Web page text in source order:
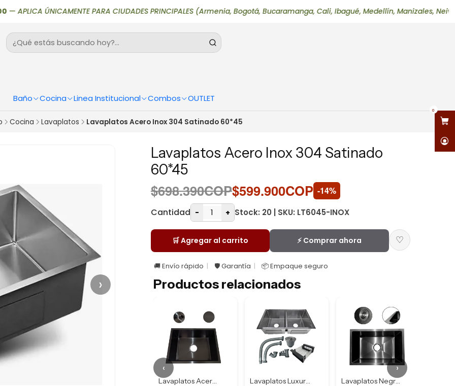
Baño Cocina Linea Institucional Combos OUTLET
0
APLICA ÚNICAMENTE PARA CIUDADES PRINCIPALES (Armenia, Bogotá, Bucaramanga, Cali, Ibagué, Medellín, Manizales, Neiva,
Cocina Lavaplatos Lavaplatos Acero Inox 304 Satinado 60*45
›
Lavaplatos Acero Inox 304 Satinado
60*45
$698.390COP$599.900COP -14%
Cantidad - + Stock: 20 | SKU: LT6045-INOX
🛒 Agregar al carrito ⚡ Comprar ahora ♡
🚚 Envío rápido 🛡️ Garantía 📦 Empaque seguro
Productos relacionados
Lavaplatos Acero ... Lavaplatos Luxury... Lavaplatos Negro ...
‹ ›